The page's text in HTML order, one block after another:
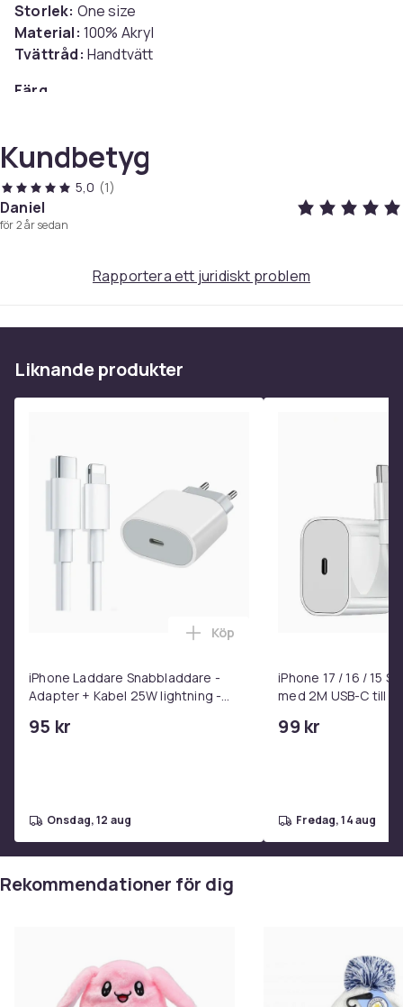
Storlek: One size
Material: 100% Akryl
Tvättråd: Handtvätt
Färg
78
Artikel.nr.
f319f6c6-9b5f-4064-9167-020540842f0b
Kundbetyg
5,0 (1)
Daniel
för 2 år sedan
Rapportera ett juridiskt problem
Liknande produkter
iPhone Laddare Snabbladdare -
Adapter + Kabel 25W lightning -
95 kr
Lägg till iPhone Laddare
Köp
onsdag, 12 aug
iPhone 17 / 16 / 15
med 2M USB-C till
99 kr
fredag, 14 aug
Rekommendationer för dig